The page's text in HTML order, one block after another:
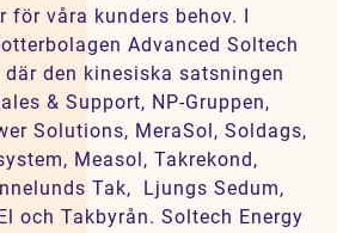
för våra kunders behov. I
Advanced Soltech
den kinesiska satsningen
& Support, NP-Gruppen,
Solutions, MeraSol, Soldags,
Measol, Takrekond,
Tak, Ljungs Sedum,
och Takbyrån. Soltech Energy